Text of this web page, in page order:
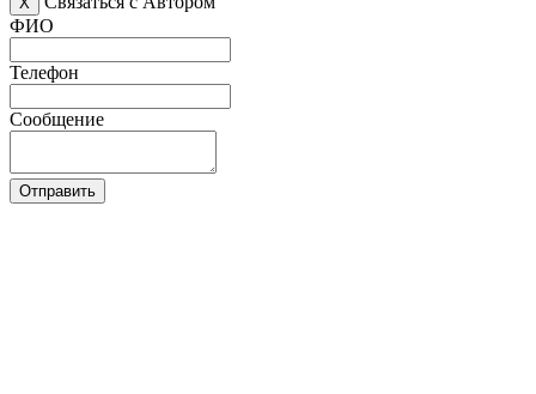
ФИО
Телефон
Сообщение
Отправить